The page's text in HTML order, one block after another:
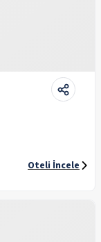
Oteli İncele